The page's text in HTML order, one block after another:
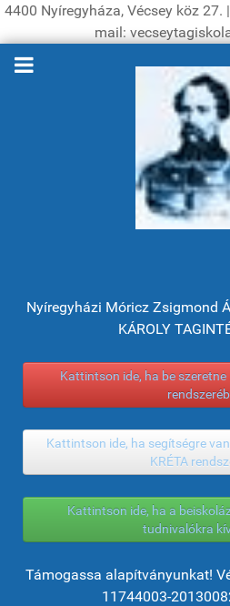
4400 Nyíregyháza, Vécsey köz 27.
mail:
Nyíregyházi Móricz Zsigmond
KÁROLY
Kattintson ide, ha be szeretne
Kattintson ide, ha segítségre
KRÉTA
Kattintson ide, ha a
tudnivalókra
Támogassa alapítványunkat!
11744003-